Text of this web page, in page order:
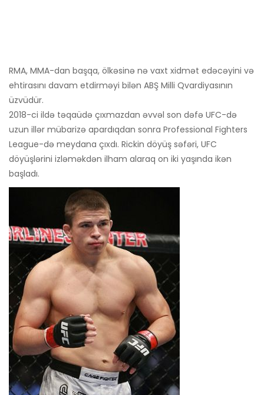
RMA, MMA-dan başqa, ölkəsinə nə vaxt xidmət edəcəyini və
ehtirasını davam etdirməyi bilən ABŞ Milli Qvardiyasının
üzvüdür.
2018-ci ildə təqaüdə çıxmazdan əvvəl son dəfə UFC-də
uzun illər mübarizə apardıqdan sonra Professional Fighters
League-də meydana çıxdı. Rickin döyüş səfəri, UFC
döyüşlərini izləməkdən ilham alaraq on iki yaşında ikən
başladı.